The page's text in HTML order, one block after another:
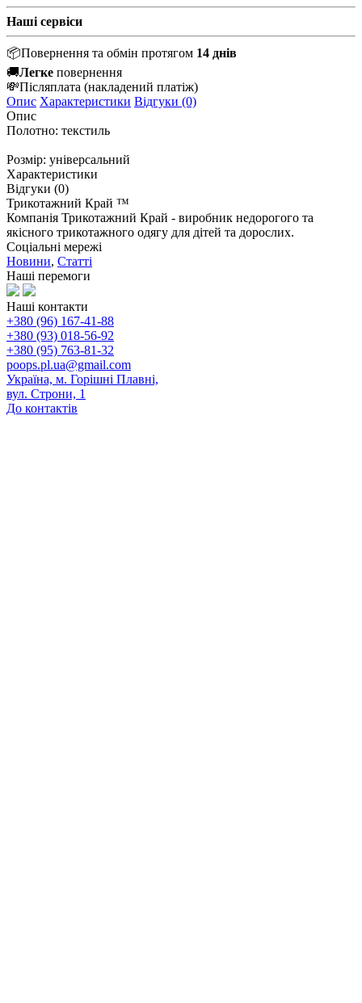
Наші сервіси
📦Повернення та обмін протягом 14 днів
🚚Легке повернення
💸Післяплата (накладений платіж)
Опис Характеристики Відгуки (0)
Опис
Полотно: текстиль
Розмір: універсальний
Характеристики
Відгуки (0)
Трикотажний Край ™
Компанія Трикотажний Край - виробник недорогого та
якісного трикотажного одягу для дітей та дорослих.
Соціальні мережі
Новини, Статті
Наші перемоги
Наші контакти
+380 (96) 167-41-88
+380 (93) 018-56-92
+380 (95) 763-81-32
poops.pl.ua@gmail.com
Україна, м. Горішні Плавні,
вул. Строни, 1
До контактів